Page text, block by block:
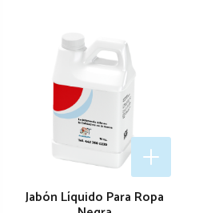
Jabón Líquido Para Ropa